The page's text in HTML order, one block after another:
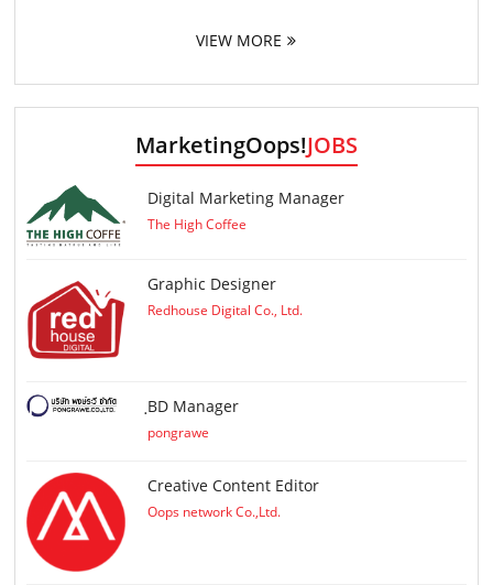
VIEW MORE
MarketingOops!JOBS
Digital Marketing Manager
The High Coffee
Graphic Designer
Redhouse Digital Co., Ltd.
ฺBD Manager
pongrawe
Creative Content Editor
Oops network Co.,Ltd.